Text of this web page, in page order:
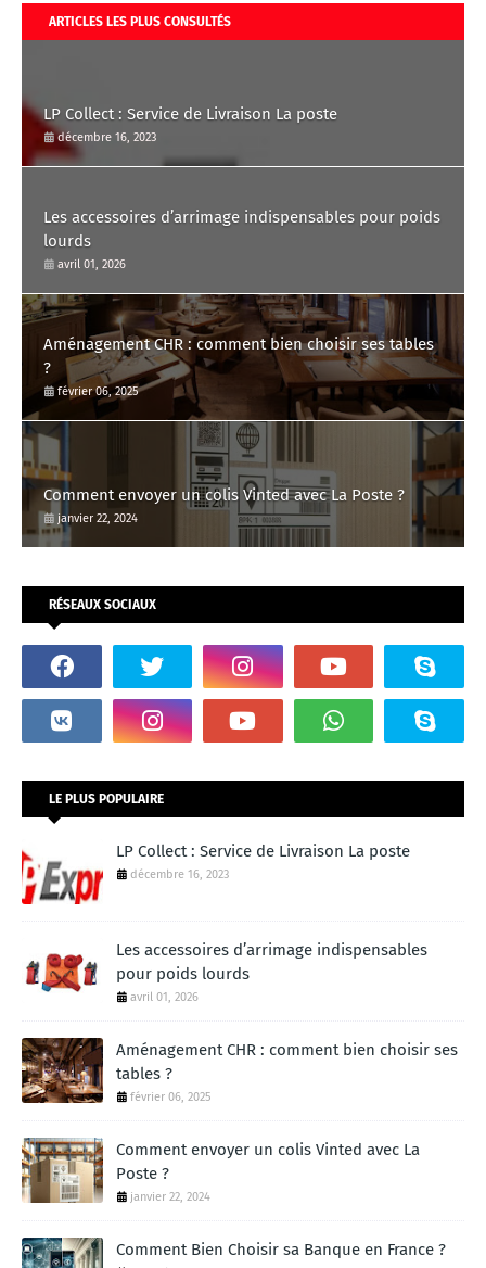
ARTICLES LES PLUS CONSULTÉS
LP Collect : Service de Livraison La poste
décembre 16, 2023
Les accessoires d’arrimage indispensables pour poids
lourds
avril 01, 2026
Aménagement CHR : comment bien choisir ses tables
?
février 06, 2025
Comment envoyer un colis Vinted avec La Poste ?
janvier 22, 2024
RÉSEAUX SOCIAUX
LE PLUS POPULAIRE
LP Collect : Service de Livraison La poste
décembre 16, 2023
Les accessoires d’arrimage indispensables
pour poids lourds
avril 01, 2026
Aménagement CHR : comment bien choisir ses
tables ?
février 06, 2025
Comment envoyer un colis Vinted avec La
Poste ?
janvier 22, 2024
Comment Bien Choisir sa Banque en France ?